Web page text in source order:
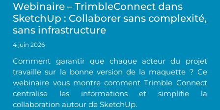
Webinaire – TrimbleConnect dans
SketchUp : Collaborer sans complexité,
sans infrastructure
4 juin 2026
Comment garantir que chaque acteur du projet
travaille sur la bonne version de la maquette ? Ce
webinaire vous montre comment Trimble Connect
centralise les informations et simplifie la
collaboration autour de SketchUp.